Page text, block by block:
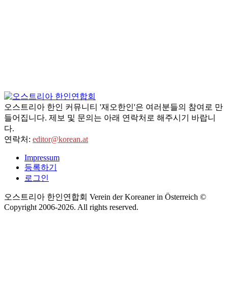
오스트리아 한인 커뮤니티 '재오한인'은 여러분들의 참여로 만
들어집니다. 제보 및 문의는 아래 연락처로 해주시기 바랍니
다.
연락처: editor@korean.at
Impressum
등록하기
로그인
오스트리아 한인연합회 Verein der Koreaner in Österreich ©
Copyright 2006-2026. All rights reserved.